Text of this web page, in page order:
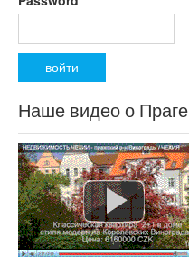
Наше видео о Праге